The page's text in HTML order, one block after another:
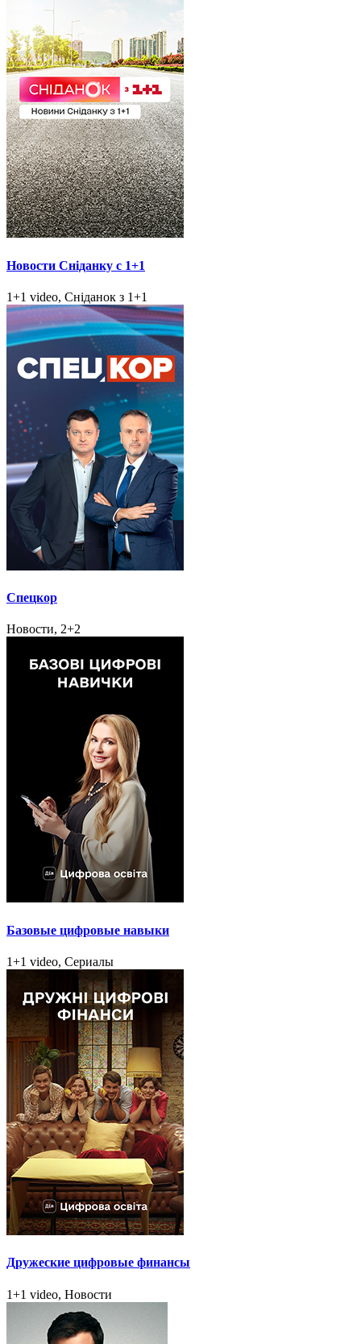
Новости Сніданку с 1+1
1+1 video, Сніданок з 1+1
Спецкор
Новости, 2+2
Базовые цифровые навыки
1+1 video, Сериалы
Дружеские цифровые финансы
1+1 video, Новости